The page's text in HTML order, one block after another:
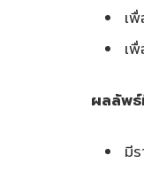
เ
เ
ผลลัพธ์
มี